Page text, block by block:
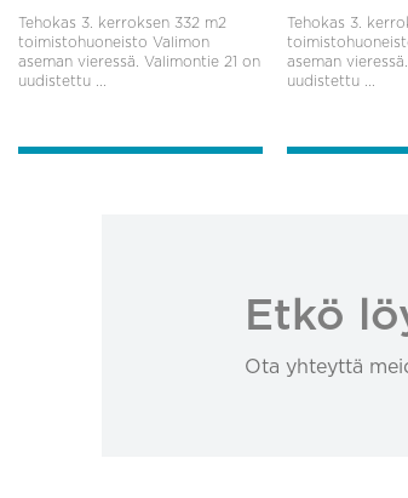
Tehokas 3. kerroksen 332 m2
toimistohuoneisto Valimon
aseman vieressä. Valimontie 21 on
uudistettu ...
Tehokas 3.
aseman
uudistettu ...
Etkö
Ota yhteyttä